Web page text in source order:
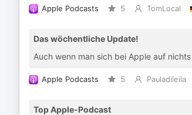
Apple Podcasts 5 TomLocal
Das wöchentliche Update!
Auch wenn man sich bei Apple auf
Apple Podcasts 5 Pauladileila
Top Apple-Podcast